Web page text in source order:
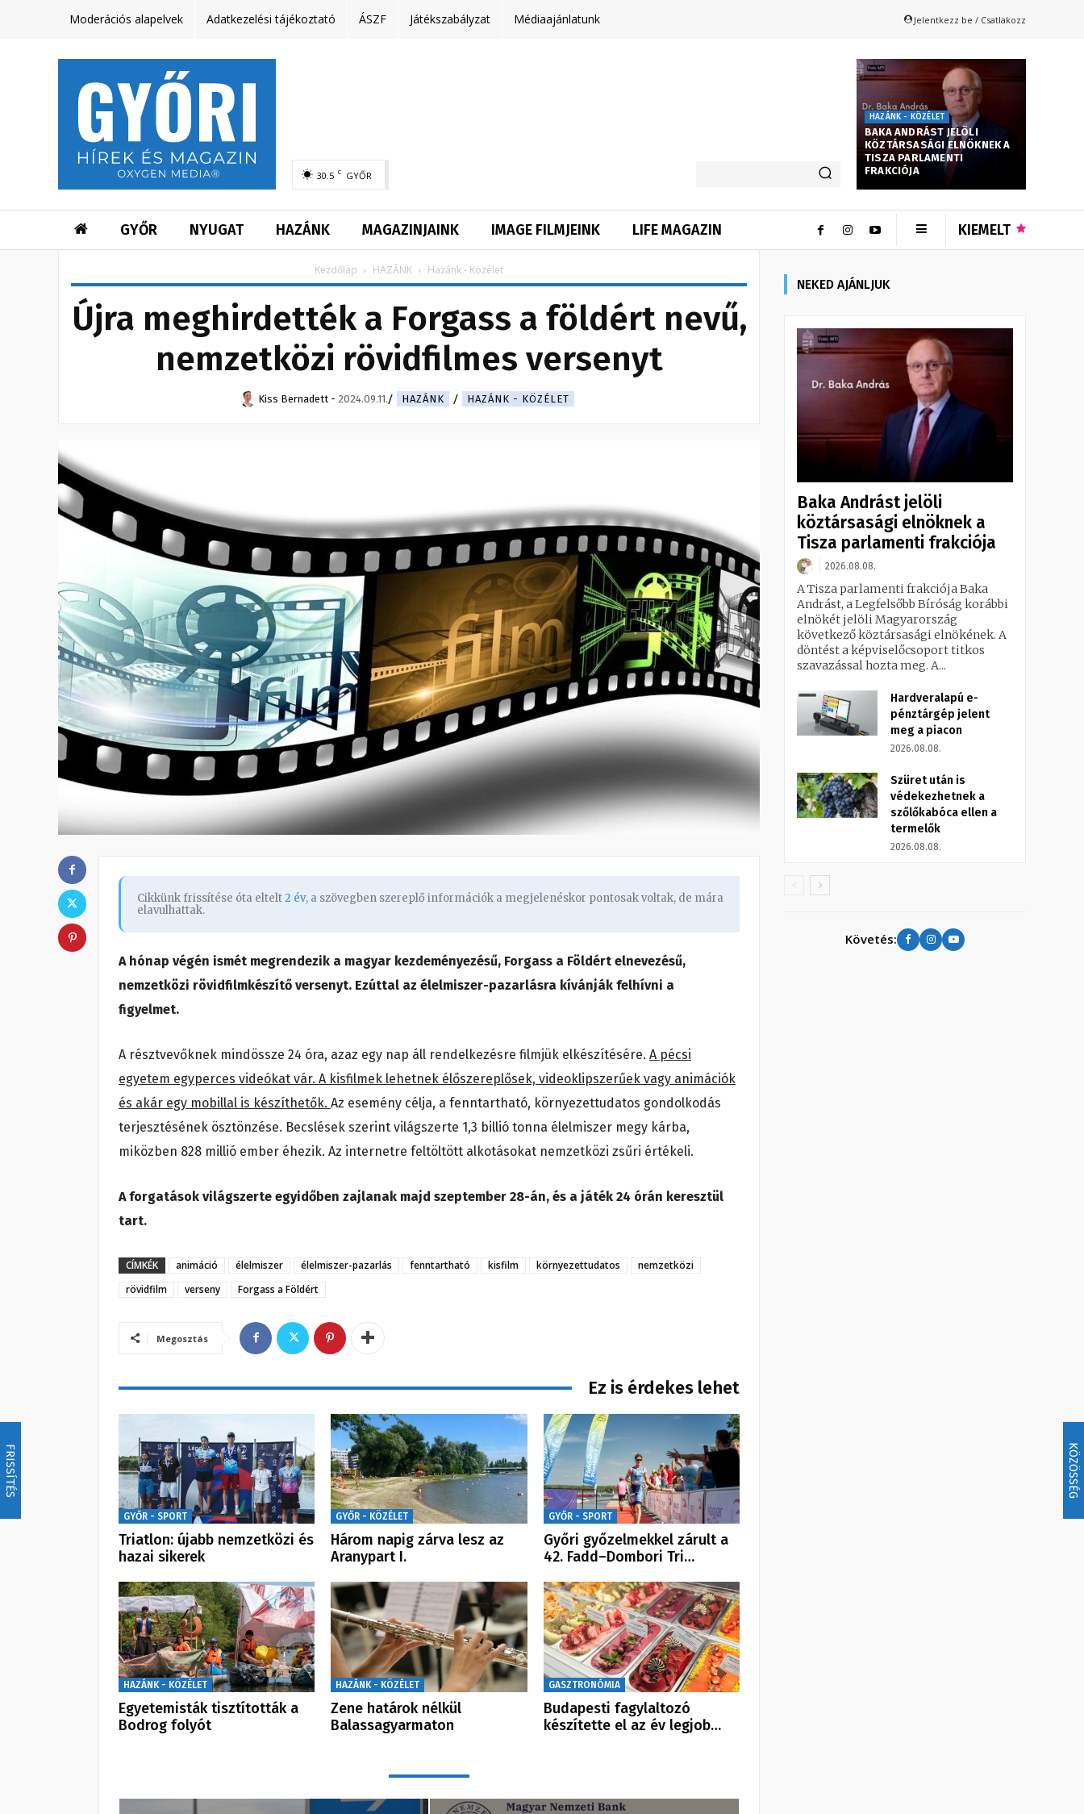
FRISSÍTÉS KÖZÖSSÉG
Moderációs alapelvek Adatkezelési tájékoztató ÁSZF Játékszabályzat Médiaajánlatunk Jelentkezz be / Csatlakozz
30.5 C GYŐR
HAZÁNK - KÖZÉLET
BAKA ANDRÁST JELÖLI
KÖZTÁRSASÁGI ELNÖKNEK A
TISZA PARLAMENTI
FRAKCIÓJA
GYŐR NYUGAT HAZÁNK MAGAZINJAINK IMAGE FILMJEINK LIFE MAGAZIN KIEMELT
Kezdőlap HAZÁNK Hazánk - Közélet
Újra meghirdették a Forgass a földért nevű,
nemzetközi rövidfilmes versenyt
Kiss Bernadett - 2024.09.11. HAZÁNK HAZÁNK - KÖZÉLET
Cikkünk frissítése óta eltelt2 év, a szövegben szereplő információk a megjelenéskor pontosak voltak, de mára
elavulhattak.
A hónap végén ismét megrendezik a magyar kezdeményezésű, Forgass a Földért elnevezésű,
nemzetközi rövidfilmkészítő versenyt. Ezúttal az élelmiszer-pazarlásra kívánják felhívni a
figyelmet.
A résztvevőknek mindössze 24 óra, azaz egy nap áll rendelkezésre filmjük elkészítésére. A pécsi
egyetem egyperces videókat vár. A kisfilmek lehetnek élőszereplősek, videoklipszerűek vagy animációk
és akár egy mobillal is készíthetők. Az esemény célja, a fenntartható, környezettudatos gondolkodás
terjesztésének ösztönzése. Becslések szerint világszerte 1,3 billió tonna élelmiszer megy kárba,
miközben 828 millió ember éhezik. Az internetre feltöltött alkotásokat nemzetközi zsűri értékeli.
A forgatások világszerte egyidőben zajlanak majd szeptember 28-án, és a játék 24 órán keresztül
tart.
CÍMKÉK animáció élelmiszer élelmiszer-pazarlás fenntartható kisfilm környezettudatos
nemzetközi
rövidfilm
verseny Forgass a Földért
Megosztás
Ez is érdekes lehet
GYŐR - SPORT
Triatlon: újabb nemzetközi és
hazai sikerek
GYŐR - KÖZÉLET
Három napig zárva lesz az
Aranypart I.
GYŐR - SPORT
Győri győzelmekkel zárult a
42. Fadd–Dombori Tri…
HAZÁNK - KÖZÉLET
Egyetemisták tisztították a
Bodrog folyót
HAZÁNK - KÖZÉLET
Zene határok nélkül
Balassagyarmaton
GASZTRONÓMIA
Budapesti fagylaltozó
készítette el az év legjob…
NEKED AJÁNLJUK
Baka Andrást jelöli
köztársasági elnöknek a
Tisza parlamenti frakciója
2026.08.08.
A Tisza parlamenti frakciója Baka
Andrást, a Legfelsőbb Bíróság korábbi
elnökét jelöli Magyarország
következő köztársasági elnökének. A
döntést a képviselőcsoport titkos
szavazással hozta meg. A...
Hardveralapú e-
pénztárgép jelent
meg a piacon
2026.08.08.
Szüret után is
védekezhetnek a
szőlőkabóca ellen a
termelők
2026.08.08.
Követés: